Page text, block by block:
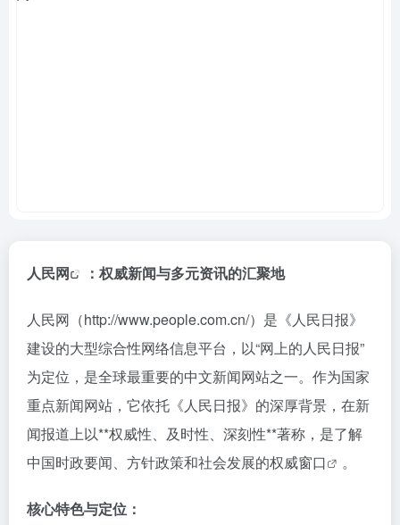
人民网 ：权威新闻与多元资讯的汇聚地
人民网（http://www.people.com.cn/）是《人民日报》
建设的大型综合性网络信息平台，以“网上的人民日报”
为定位，是全球最重要的中文新闻网站之一。作为国家
重点新闻网站，它依托《人民日报》的深厚背景，在新
闻报道上以**权威性、及时性、深刻性**著称，是了解
中国时政要闻、方针政策和社会发展的权威窗口
。
核心特色与定位：